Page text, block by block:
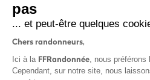
pas
... et peut-être quelques
Chers randonneurs,
Ici à la FFRandonnée, nous préférons
Cependant, sur notre site, nous